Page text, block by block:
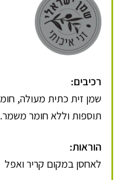
רכיבים:
תוספות וללא חומר משמר.
הוראות:
לאחסן במקום קריר ואפל